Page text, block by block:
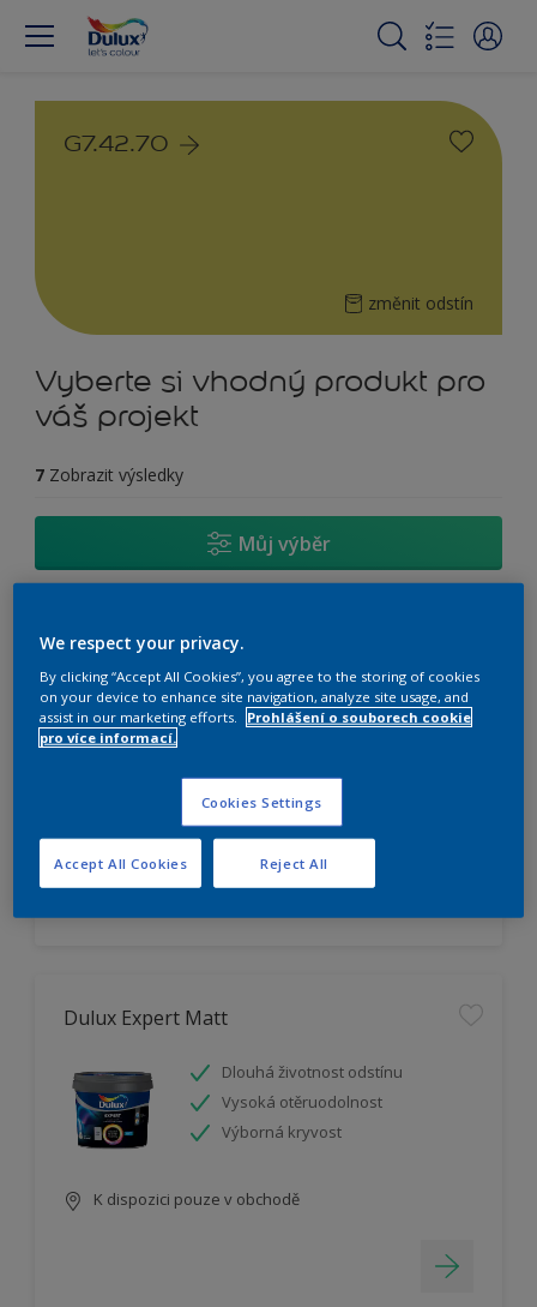
G7.42.70
změnit odstín
Vyberte si vhodný produkt pro
váš projekt
7 Zobrazit výsledky
Můj výběr
Dulux Trade Vinyl Matt
Omyvatelný
Vysoká otěruodolnost
K dispozici pouze v obchodě
Dulux Expert Matt
Dlouhá životnost odstínu
Vysoká otěruodolnost
Výborná kryvost
K dispozici pouze v obchodě
We respect your privacy.
By clicking “Accept All Cookies”, you agree to the storing of cookies
on your device to enhance site navigation, analyze site usage, and
assist in our marketing efforts.
Prohlášení o souborech cookie
pro více informací.
Cookies Settings
Reject All
Accept All Cookies